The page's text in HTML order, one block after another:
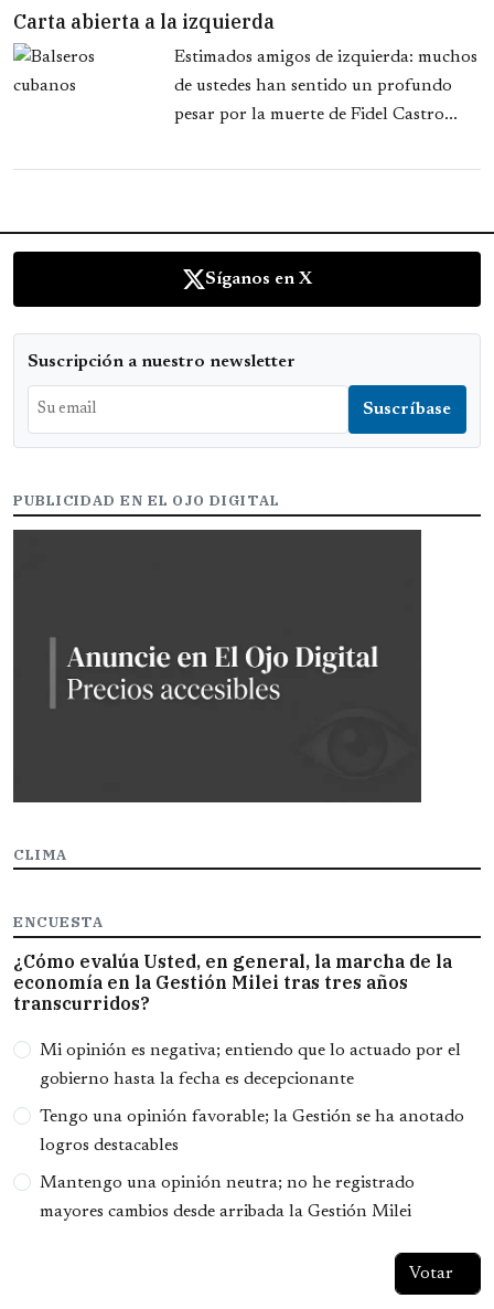
Carta abierta a la izquierda
Estimados amigos de izquierda: muchos
de ustedes han sentido un profundo
pesar por la muerte de Fidel Castro...
Síganos en X
Suscripción a nuestro newsletter
PUBLICIDAD EN EL OJO DIGITAL
CLIMA
ENCUESTA
¿Cómo evalúa Usted, en general, la marcha de la
economía en la Gestión Milei tras tres años
transcurridos?
Opciones
Mi opinión es negativa; entiendo que lo actuado por el
gobierno hasta la fecha es decepcionante
Tengo una opinión favorable; la Gestión se ha anotado
logros destacables
Mantengo una opinión neutra; no he registrado
mayores cambios desde arribada la Gestión Milei